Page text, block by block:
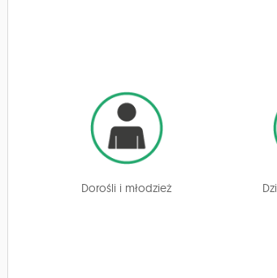
Dorośli i młodzież